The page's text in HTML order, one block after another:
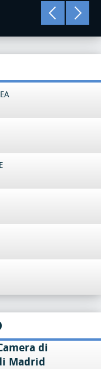
di
Madrid